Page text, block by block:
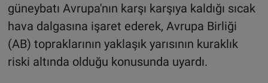
güneybatı Avrupa'nın karşı karşıya kaldığı sıcak
hava dalgasına işaret ederek, Avrupa Birliği
(AB) topraklarının yaklaşık yarısının kuraklık
riski altında olduğu konusunda uyardı.